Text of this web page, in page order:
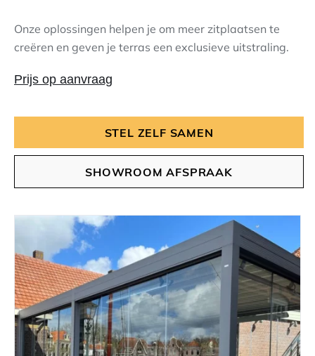
Onze oplossingen helpen je om meer zitplaatsen te
creëren en geven je terras een exclusieve uitstraling.
Prijs op aanvraag
STEL ZELF SAMEN
SHOWROOM AFSPRAAK